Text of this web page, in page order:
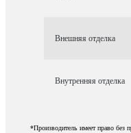
Внешняя отделка
Внутренняя отделка
*Производитель имеет право без